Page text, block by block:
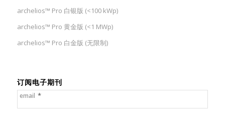
archelios™ Pro 白银版 (<100 kWp)
archelios™ Pro 黄金版 (<1 MWp)
archelios™ Pro 白金版 (无限制)
订阅电子期刊
email *